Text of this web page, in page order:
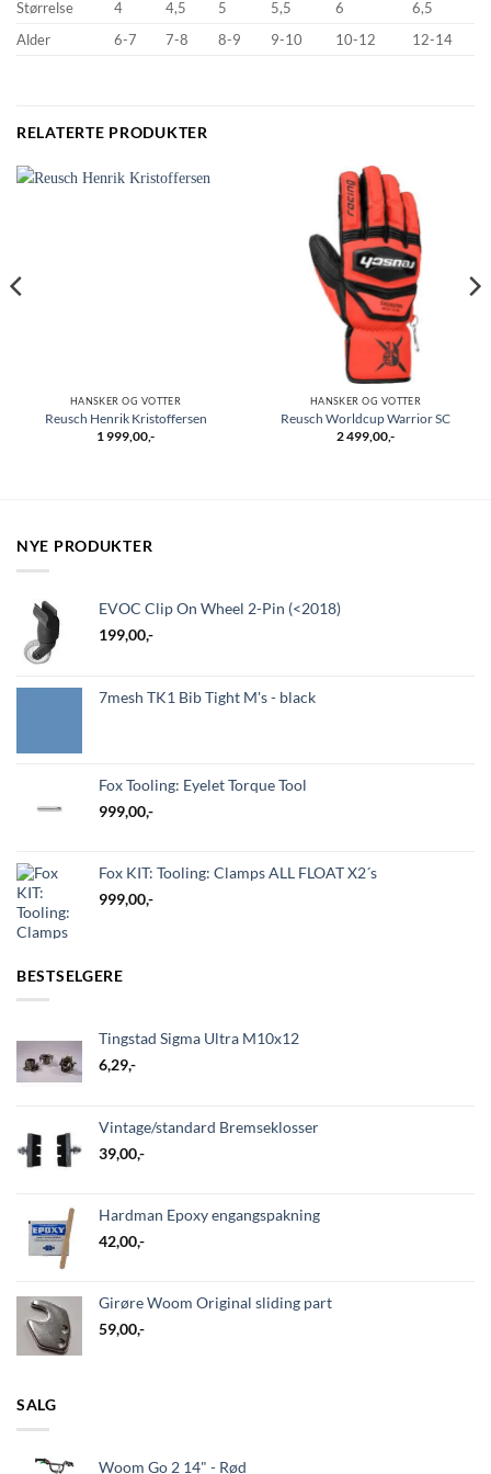
Størrelse 4 4,5 5 5,5 6
6,5
Alder
6-7 7-8 8-9 9-10 10-12 12-14
RELATERTE PRODUKTER
HANSKER OG VOTTER
Reusch Henrik Kristoffersen
1 999,00,-
HANSKER OG VOTTER
Reusch Worldcup Warrior SC
2 499,00,-
NYE PRODUKTER
EVOC Clip On Wheel 2-Pin (<2018)
199,00,-
7mesh TK1 Bib Tight M's - black
Fox Tooling: Eyelet Torque Tool
999,00,-
Fox KIT: Tooling: Clamps ALL FLOAT X2´s
999,00,-
BESTSELGERE
Tingstad Sigma Ultra M10x12
6,29,-
Vintage/standard Bremseklosser
39,00,-
Hardman Epoxy engangspakning
42,00,-
Girøre Woom Original sliding part
59,00,-
SALG
Woom Go 2 14" - Rød